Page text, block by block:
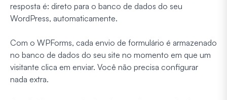
resposta é: direto para o banco de dados do seu
WordPress, automaticamente.
Com o WPForms, cada envio de formulário é armazenado
no banco de dados do seu site no momento em que um
visitante clica em enviar. Você não precisa configurar
nada extra.